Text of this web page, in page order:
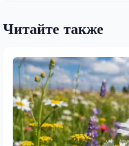
Читайте также